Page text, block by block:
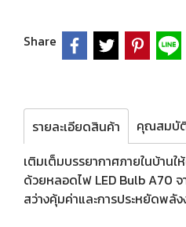
Share
รายละเอียดสินค้า
คุณสมบั
เติมเต็มบรรยากาศภายในบ้าน
ด้วยหลอดไฟ LED Bulb A70 จ
สว่างคุ้มค่าและการประหยัดพลั